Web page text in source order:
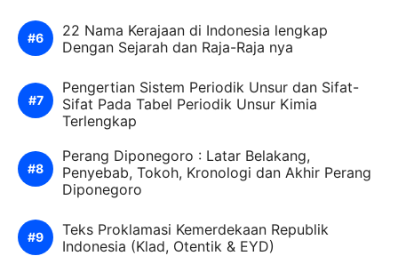
22 Nama Kerajaan di Indonesia lengkap
Dengan Sejarah dan Raja-Raja nya
Pengertian Sistem Periodik Unsur dan Sifat-
Sifat Pada Tabel Periodik Unsur Kimia
Terlengkap
Perang Diponegoro : Latar Belakang,
Penyebab, Tokoh, Kronologi dan Akhir Perang
Diponegoro
Teks Proklamasi Kemerdekaan Republik
Indonesia (Klad, Otentik & EYD)